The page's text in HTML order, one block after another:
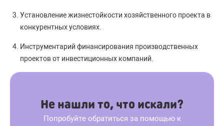
Установление жизнестойкости хозяйственного проекта в
конкурентных условиях.
Инструментарий финансирования производственных
проектов от инвестиционных компаний.
Не нашли то, что искали?
Попробуйте обратиться за помощью к